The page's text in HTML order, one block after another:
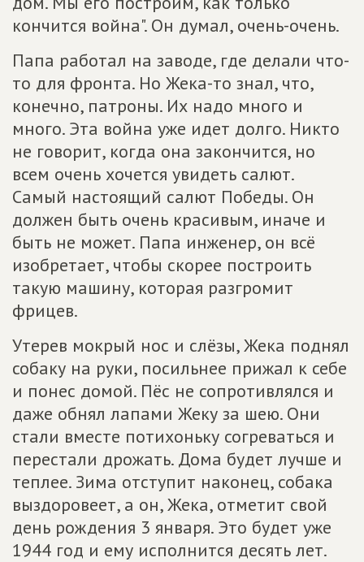
кончится война". Он думал, очень-очень.
Папа работал на заводе, где делали что-
то для фронта. Но Жека-то знал, что,
конечно, патроны. Их надо много и
много. Эта война уже идет долго. Никто
не говорит, когда она закончится, но
всем очень хочется увидеть салют.
Самый настоящий салют Победы. Он
должен быть очень красивым, иначе и
быть не может. Папа инженер, он всё
изобретает, чтобы скорее построить
такую машину, которая разгромит
фрицев.
Утерев мокрый нос и слёзы, Жека поднял
собаку на руки, посильнее прижал к себе
и понес домой. Пёс не сопротивлялся и
даже обнял лапами Жеку за шею. Они
стали вместе потихоньку согреваться и
перестали дрожать. Дома будет лучше и
теплее. Зима отступит наконец, собака
выздоровеет, а он, Жека, отметит свой
день рождения 3 января. Это будет уже
1944 год и ему исполнится десять лет.